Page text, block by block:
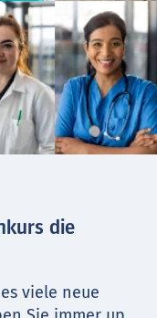
die
viele neue